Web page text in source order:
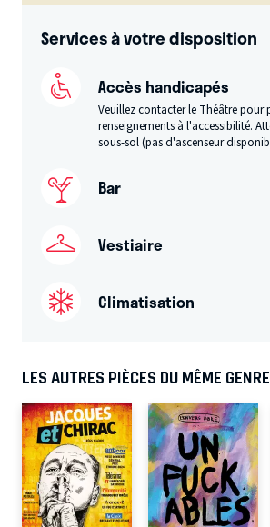
Services à votre disposition
Accès handicapés
Veuillez contacter le Théâtre pour
renseignements à l'accessibilité.
sous-sol (pas d'ascenseur
Bar
Vestiaire
Climatisation
LES AUTRES PIÈCES DU MÊME GENRE